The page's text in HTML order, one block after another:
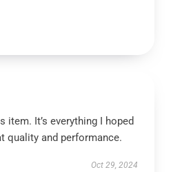
item. It’s everything I hoped
quality and performance.
Oct 29, 2024